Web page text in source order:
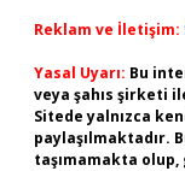
Reklam ve İletişim:
Yasal Uyarı: Bu
veya şahıs şirketi
Sitede yalnızca
paylaşılmaktadır.
taşımamakta